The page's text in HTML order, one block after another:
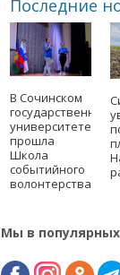
Последние
В Сочинском
государственном
университете
прошла
Школа
событийного
волонтерства
Мы в